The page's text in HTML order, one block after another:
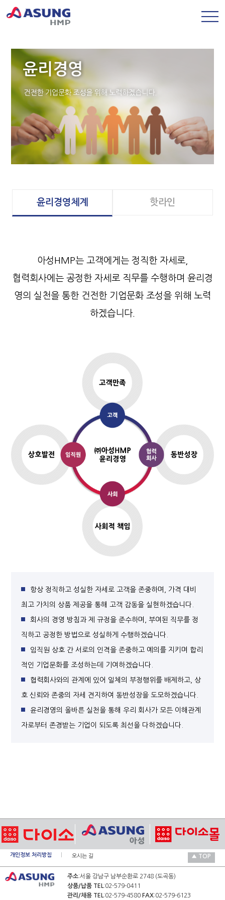
윤리경영체계 핫라인
아성HMP는 고객에게는 정직한 자세로,
협력회사에는 공정한 자세로 직무를 수행하며 윤리경
영의 실천을 통한 건전한 기업문화 조성을 위해 노력
하겠습니다.
항상 정직하고 성실한 자세로 고객을 존중하며, 가격 대비
최고 가치의 상품 제공을 통해 고객 감동을 실현하겠습니다.
회사의 경영 방침과 제 규정을 준수하며, 부여된 직무를 정
직하고 공정한 방법으로 성실하게 수행하겠습니다.
임직원 상호 간 서로의 인격을 존중하고 예의를 지키며 합리
적인 기업문화를 조성하는데 기여하겠습니다.
협력회사와의 관계에 있어 일체의 부정행위를 배제하고, 상
호 신뢰와 존중의 자세 견지하여 동반성장을 도모하겠습니다.
윤리경영의 올바른 실천을 통해 우리 회사가 모든 이해관계
자로부터 존경받는 기업이 되도록 최선을 다하겠습니다.
개인정보 처리방침 오시는 길 ▲ TOP
주소:서울 강남구 남부순환로 2748 (도곡동)
상품/납품 TEL:02-579-0411
관리/채용 TEL:02-579-4580 FAX:02-579-6123